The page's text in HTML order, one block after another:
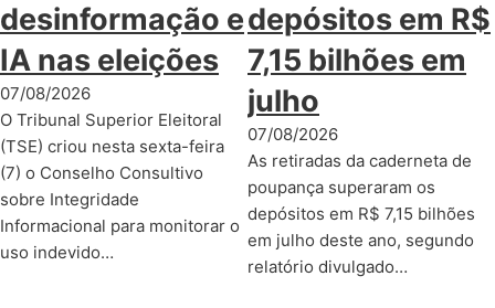
desinformação e
IA nas eleições
07/08/2026
O Tribunal Superior Eleitoral
(TSE) criou nesta sexta-feira
(7) o Conselho Consultivo
sobre Integridade
Informacional para monitorar o
uso indevido…
depósitos em R$
7,15 bilhões em
julho
07/08/2026
As retiradas da caderneta de
poupança superaram os
depósitos em R$ 7,15 bilhões
em julho deste ano, segundo
relatório divulgado…